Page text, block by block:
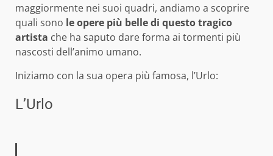
maggiormente nei suoi quadri, andiamo a scoprire
quali sono le opere più belle di questo tragico
artista che ha saputo dare forma ai tormenti più
nascosti dell’animo umano.
Iniziamo con la sua opera più famosa, l’Urlo:
L’Urlo